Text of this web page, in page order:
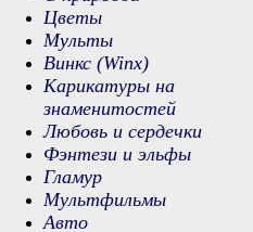
Цветы
Мульты
Винкс (Winx)
Карикатуры на
знаменитостей
Любовь и сердечки
Фэнтези и эльфы
Гламур
Мультфильмы
Авто